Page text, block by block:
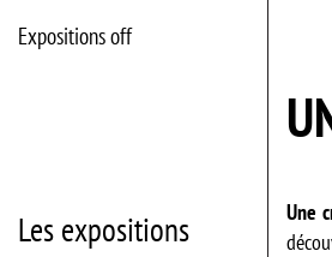
Expositions off
Les expositions
Une